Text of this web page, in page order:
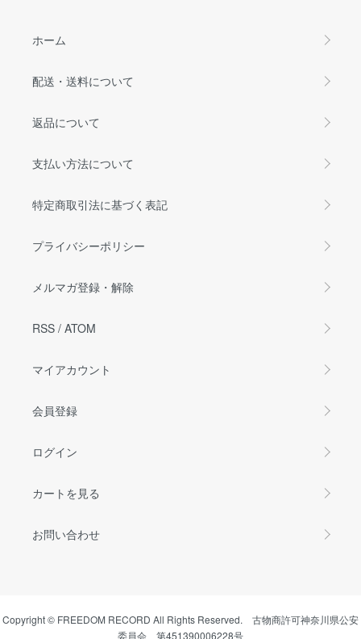
ホーム
配送・送料について
返品について
支払い方法について
特定商取引法に基づく表記
プライバシーポリシー
メルマガ登録・解除
RSS / ATOM
マイアカウント
会員登録
ログイン
カートを見る
お問い合わせ
Copyright © FREEDOM RECORD All Rights Reserved. 古物商許可神奈川県公安
委員会 第451390006228号